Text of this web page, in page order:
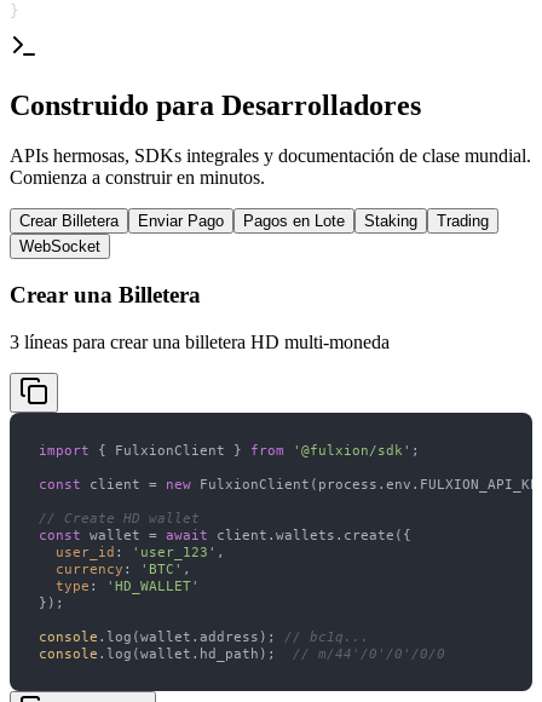
}
Construido para Desarrolladores
APIs hermosas, SDKs integrales y documentación de clase mundial.
Comienza a construir en minutos.
Crear Billetera Enviar Pago Pagos en Lote Staking
Trading
WebSocket
Crear una Billetera
3 líneas para crear una billetera HD multi-moneda
import { FulxionClient } from '@fulxion/sdk'
const client = new
// Create HD wallet
const wallet = await
user_id : 'user_123'
currency : 'BTC'
type :
'HD_WALLET'
console .log(wallet.address); // bc1q...
console .log(wallet.hd_path); // m/44'/0'/0'/0/0